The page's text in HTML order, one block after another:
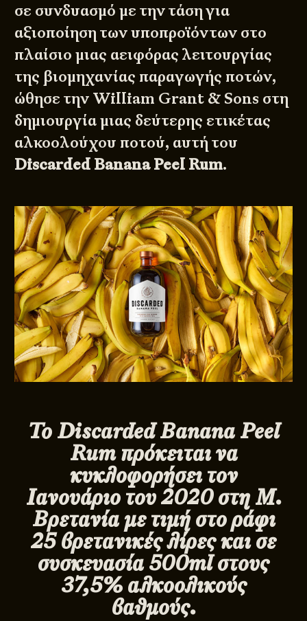
σε συνδυασμό με την τάση για
αξιοποίηση των υποπροϊόντων στο
πλαίσιο μιας αειφόρας λειτουργίας
της βιομηχανίας παραγωγής ποτών,
ώθησε την William Grant & Sons στη
δημιουργία μιας δεύτερης ετικέτας
αλκοολούχου ποτού, αυτή του
Discarded Banana Peel Rum.
Το Discarded Banana Peel
Rum πρόκειται να
κυκλοφορήσει τον
Ιανουάριο του 2020 στη Μ.
Βρετανία με τιμή στο ράφι
25 βρετανικές λίρες και σε
συσκευασία 500ml στους
37,5% αλκοολικούς
βαθμούς.